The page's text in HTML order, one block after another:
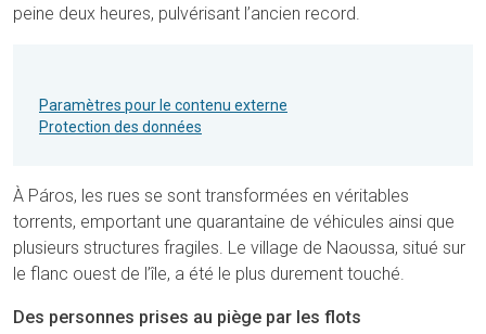
peine deux heures, pulvérisant l’ancien record.
Paramètres pour le contenu externe
Protection des données
À Páros, les rues se sont transformées en véritables
torrents, emportant une quarantaine de véhicules ainsi que
plusieurs structures fragiles. Le village de Naoussa, situé sur
le flanc ouest de l’île, a été le plus durement touché.
Des personnes prises au piège par les flots